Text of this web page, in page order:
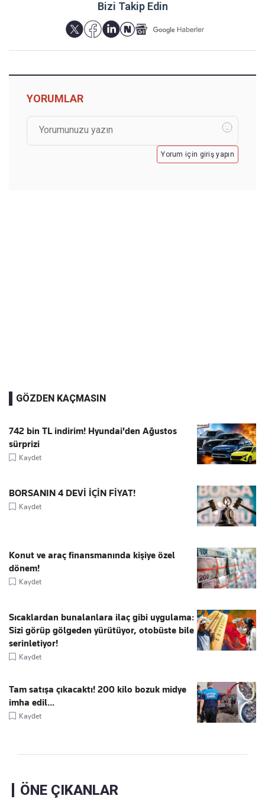
Bizi Takip Edin
YORUMLAR
Yorum için giriş yapın
GÖZDEN KAÇMASIN
742 bin TL indirim! Hyundai'den Ağustos
sürprizi
Kaydet
BORSANIN 4 DEVİ İÇİN FİYAT!
Kaydet
Konut ve araç finansmanında kişiye özel
dönem!
Kaydet
Sıcaklardan bunalanlara ilaç gibi uygulama:
Sizi görüp gölgeden yürütüyor, otobüste bile
serinletiyor!
Kaydet
Tam satışa çıkacaktı! 200 kilo bozuk midye
imha edil...
Kaydet
ÖNE ÇIKANLAR